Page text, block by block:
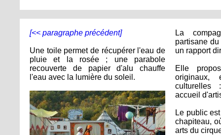
[<< paragraphe précédent]
Une toile permet de récupérer l'eau de
pluie et la rosée ; une parabole
recouverte de papier d'alu chauffe
l'eau avec la lumière du soleil.
La
partisane
un rapport
Elle
culturelles
accueil
Le public
chapiteau,
arts du